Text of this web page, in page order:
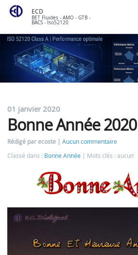
ECD
BET Fluides - AMO - GTB -
BACS - Iso52120
01 janvier 2020
Bonne Année 2020
Rédigé par ecoste
Aucun commentaire
Classé dans : Bonne Année Mots clés : aucun